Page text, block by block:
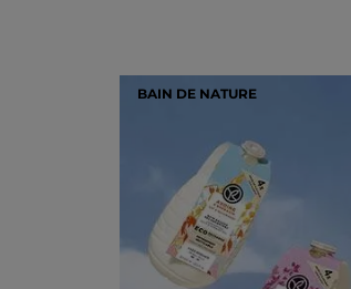
BAIN DE NATURE